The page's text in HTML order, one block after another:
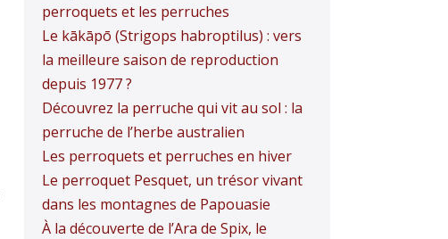
perroquets et les perruches
Le kākāpō (Strigops habroptilus) : vers
la meilleure saison de reproduction
depuis 1977 ?
Découvrez la perruche qui vit au sol : la
perruche de l’herbe australien
Les perroquets et perruches en hiver
Le perroquet Pesquet, un trésor vivant
dans les montagnes de Papouasie
À la découverte de l’Ara de Spix, le